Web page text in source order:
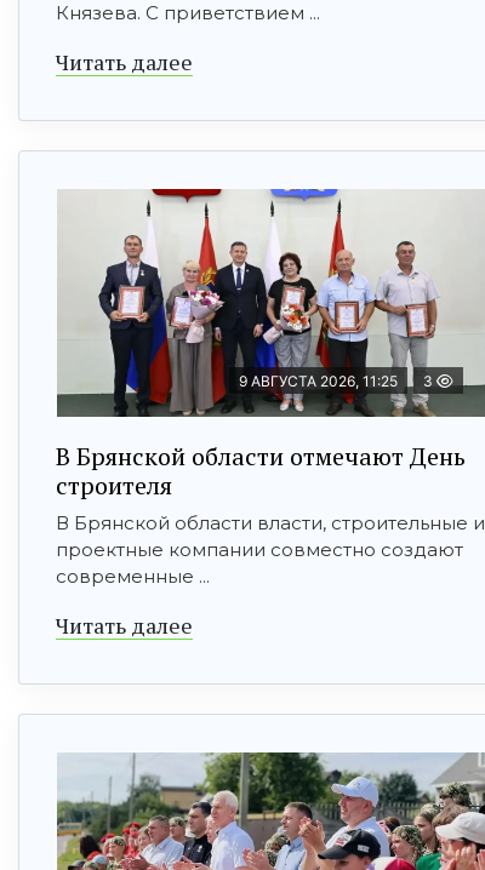
Князева. С приветствием ...
Читать далее
9 АВГУСТА 2026, 11:25 3
В Брянской области отмечают День
строителя
В Брянской области власти, строительные и
проектные компании совместно создают
современные ...
Читать далее